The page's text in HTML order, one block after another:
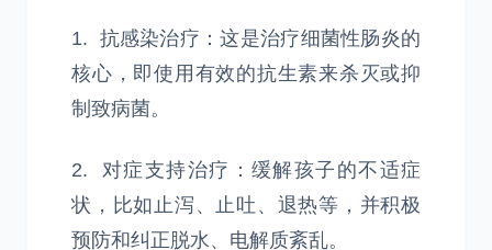
1. 抗感染治疗：这是治疗细菌性肠炎的
核心，即使用有效的抗生素来杀灭或抑
制致病菌。
2. 对症支持治疗：缓解孩子的不适症
状，比如止泻、止吐、退热等，并积极
预防和纠正脱水、电解质紊乱。